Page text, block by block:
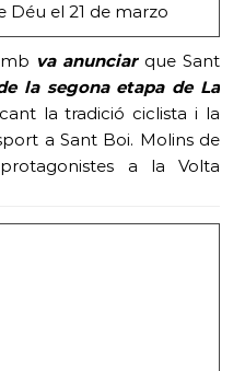
Déu el 21 de marzo
va anunciar que Sant
la segona etapa de La
la tradició ciclista i la
a Sant Boi. Molins de
a la Volta